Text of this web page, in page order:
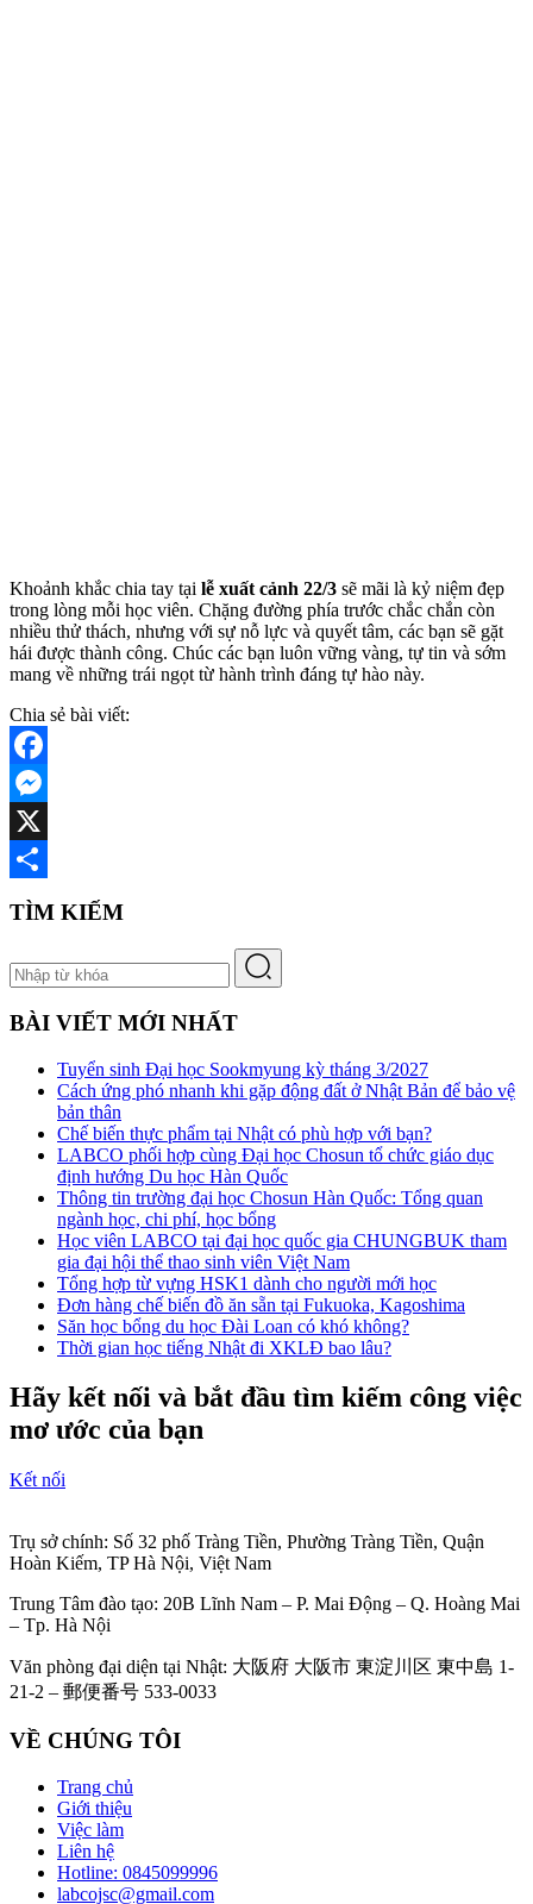
Khoảnh khắc chia tay tại lễ xuất cảnh 22/3 sẽ mãi là kỷ niệm đẹp
trong lòng mỗi học viên. Chặng đường phía trước chắc chắn còn
nhiều thử thách, nhưng với sự nỗ lực và quyết tâm, các bạn sẽ gặt
hái được thành công. Chúc các bạn luôn vững vàng, tự tin và sớm
mang về những trái ngọt từ hành trình đáng tự hào này.
Chia sẻ bài viết:
Facebook
Messenger
X
Share
TÌM KIẾM
BÀI VIẾT MỚI NHẤT
Tuyển sinh Đại học Sookmyung kỳ tháng 3/2027
Cách ứng phó nhanh khi gặp động đất ở Nhật Bản để bảo vệ
bản thân
Chế biến thực phẩm tại Nhật có phù hợp với bạn?
LABCO phối hợp cùng Đại học Chosun tổ chức giáo dục
định hướng Du học Hàn Quốc
Thông tin trường đại học Chosun Hàn Quốc: Tổng quan
ngành học, chi phí, học bổng
Học viên LABCO tại đại học quốc gia CHUNGBUK tham
gia đại hội thể thao sinh viên Việt Nam
Tổng hợp từ vựng HSK1 dành cho người mới học
Đơn hàng chế biến đồ ăn sẵn tại Fukuoka, Kagoshima
Săn học bổng du học Đài Loan có khó không?
Thời gian học tiếng Nhật đi XKLĐ bao lâu?
Hãy kết nối và bắt đầu tìm kiếm công việc
mơ ước của bạn
Kết nối
Trụ sở chính: Số 32 phố Tràng Tiền, Phường Tràng Tiền, Quận
Hoàn Kiếm, TP Hà Nội, Việt Nam
Trung Tâm đào tạo: 20B Lĩnh Nam – P. Mai Động – Q. Hoàng Mai
– Tp. Hà Nội
Văn phòng đại diện tại Nhật: 大阪府 大阪市 東淀川区 東中島 1-
21-2 – 郵便番号 533-0033
VỀ CHÚNG TÔI
Trang chủ
Giới thiệu
Việc làm
Liên hệ
Hotline: 0845099996
labcojsc@gmail.com